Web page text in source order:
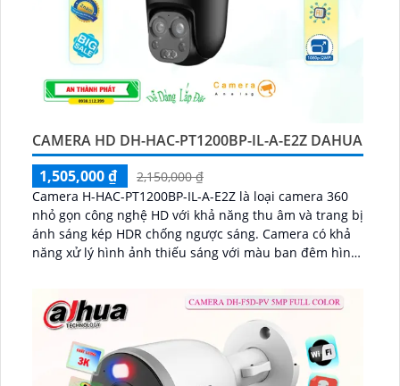
CAMERA HD DH-HAC-PT1200BP-IL-A-E2Z DAHUA
1,505,000 ₫
2,150,000 ₫
Camera H-HAC-PT1200BP-IL-A-E2Z là loại camera 360
nhỏ gọn công nghệ HD với khả năng thu âm và trang bị
ánh sáng kép HDR chống ngược sáng. Camera có khả
năng xử lý hình ảnh thiếu sáng với màu ban đêm hình